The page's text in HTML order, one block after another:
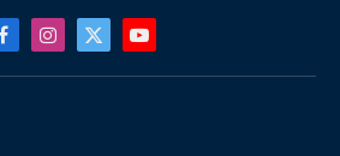
FacebookInstagram
X
(Twitter)
YouTube